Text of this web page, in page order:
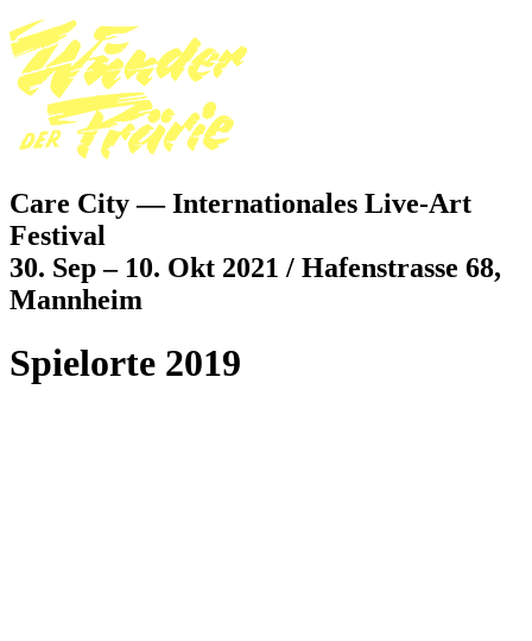
Jump to navigation
Care City — Internationales Live-Art
Festival
30. Sep – 10. Okt 2021 / Hafenstrasse 68,
Mannheim
Spielorte 2019